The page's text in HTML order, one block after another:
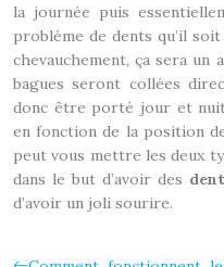
la journée puis
problème de dents qu’il
chevauchement, ça sera
bagues seront collées
donc être porté jour et
en fonction de la position
peut vous mettre les deux
dans le but d’avoir des
d’avoir un joli sourire.